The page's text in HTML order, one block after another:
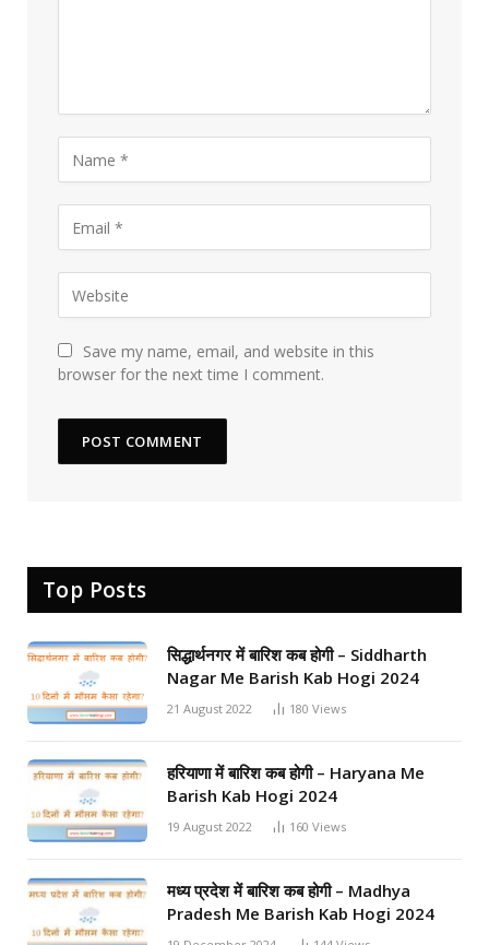
Save my name, email, and website in this
browser for the next time I comment.
Top Posts
सिद्धार्थनगर में बारिश कब होगी – Siddharth
Nagar Me Barish Kab Hogi 2024
21 August 2022 180 Views
हरियाणा में बारिश कब होगी – Haryana Me
Barish Kab Hogi 2024
19 August 2022 160 Views
मध्य प्रदेश में बारिश कब होगी – Madhya
Pradesh Me Barish Kab Hogi 2024